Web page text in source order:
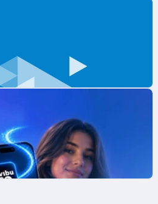
App Store Harcamana
Store'da ilk harcamana